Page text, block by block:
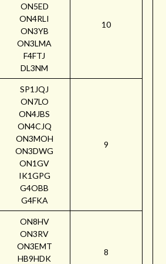
ON5ED
ON4RLI
ON3YB
ON3LMA
F4FTJ
DL3NM
10
SP1JQJ
ON7LO
ON4JBS
ON4CJQ
ON3MOH
ON3DWG
ON1GV
IK1GPG
G4OBB
G4FKA
9
ON8HV
ON3RV
ON3EMT
HB9HDK
8